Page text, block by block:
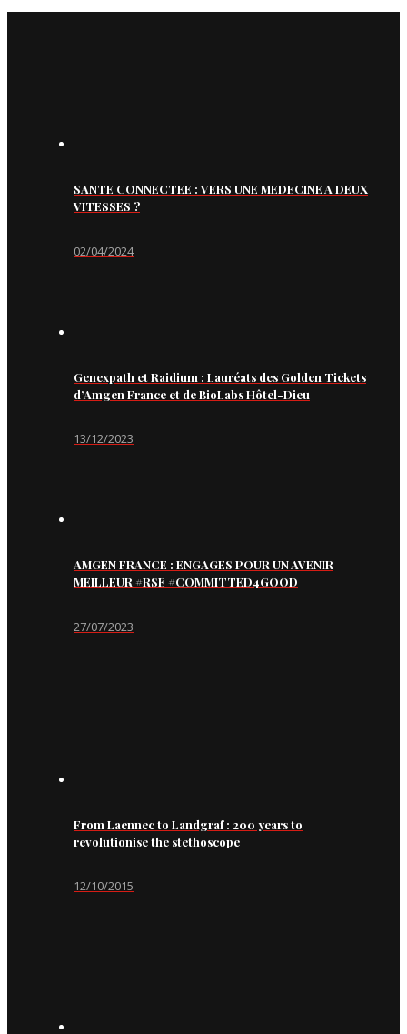
SANTE CONNECTEE : VERS UNE MEDECINE A DEUX
VITESSES ?
02/04/2024
Genexpath et Raidium : Lauréats des Golden Tickets
d’Amgen France et de BioLabs Hôtel-Dieu
13/12/2023
AMGEN FRANCE : ENGAGES POUR UN AVENIR
MEILLEUR #RSE #COMMITTED4GOOD
27/07/2023
From Laennec to Landgraf : 200 years to
revolutionise the stethoscope
12/10/2015